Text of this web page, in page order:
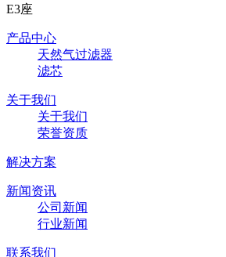
E3座
产品中心
天然气过滤器
滤芯
关于我们
关于我们
荣誉资质
解决方案
新闻资讯
公司新闻
行业新闻
联系我们